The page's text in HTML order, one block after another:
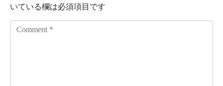
いている欄は必須項目です